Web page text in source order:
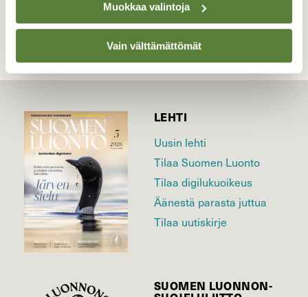
Muokkaa valintoja
Vain välttämättömät
LEHTI
Uusin lehti
Tilaa Suomen Luonto
Tilaa digilukuoikeus
Äänestä parasta juttua
Tilaa uutiskirje
SUOMEN LUONNON­